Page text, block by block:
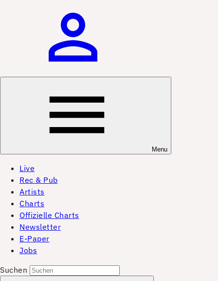
Menu
Live
Rec & Pub
Artists
Charts
Offizielle Charts
Newsletter
E-Paper
Jobs
Suchen